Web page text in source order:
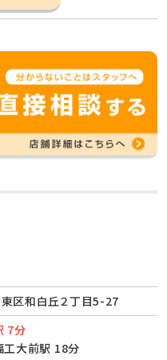
区和白丘２丁目5-27
7分
工大前駅 18分